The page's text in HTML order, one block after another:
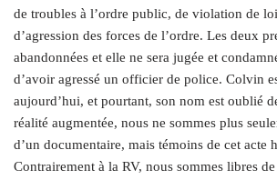
de troubles à l’ordre public, de violation de
d’agression des forces de l’ordre. Les deux
abandonnées et elle ne sera jugée et
d’avoir agressé un officier de police. Colvin
aujourd’hui, et pourtant, son nom est oublié
réalité augmentée, nous ne sommes plus
d’un documentaire, mais témoins de cet acte
Contrairement à la RV, nous sommes libres